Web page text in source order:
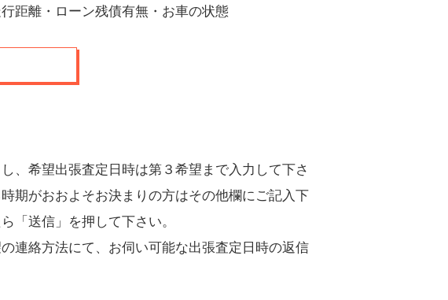
距離・ローン残債有無・お車の状態
、希望出張査定日時は第３希望まで入力して下さ
期がおおよそお決まりの方はその他欄にご記入下
「送信」を押して下さい。
連絡方法にて、お伺い可能な出張査定日時の返信